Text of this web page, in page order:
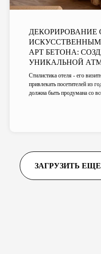
ДЕКОРИРОВАНИЕ
АРТ БЕТОНА:
УНИКАЛЬНОЙ
Стилистика отеля - его
привлекать посетителей из
должна быть продумана со
ЗАГРУЗИТЬ ЕЩЕ